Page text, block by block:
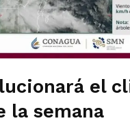
el
la semana